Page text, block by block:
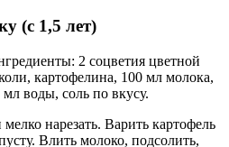
(с 1,5 лет)
2 соцветия цветной
картофелина, 100 мл молока,
воды, соль по вкусу.
нарезать. Варить картофель
Влить молоко, подсолить,